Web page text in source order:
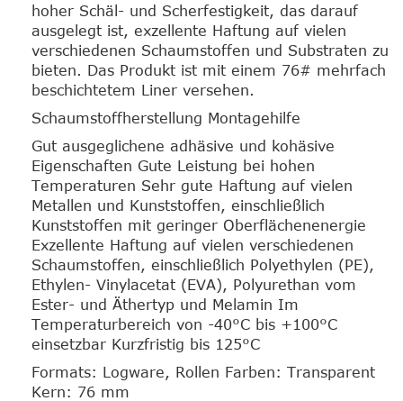
hoher Schäl- und Scherfestigkeit, das darauf
ausgelegt ist, exzellente Haftung auf vielen
verschiedenen Schaumstoffen und Substraten zu
bieten. Das Produkt ist mit einem 76# mehrfach
beschichtetem Liner versehen.
Schaumstoffherstellung Montagehilfe
Gut ausgeglichene adhäsive und kohäsive
Eigenschaften Gute Leistung bei hohen
Temperaturen Sehr gute Haftung auf vielen
Metallen und Kunststoffen, einschließlich
Kunststoffen mit geringer Oberflächenenergie
Exzellente Haftung auf vielen verschiedenen
Schaumstoffen, einschließlich Polyethylen (PE),
Ethylen- Vinylacetat (EVA), Polyurethan vom
Ester- und Äthertyp und Melamin Im
Temperaturbereich von -40°C bis +100°C
einsetzbar Kurzfristig bis 125°C
Formats: Logware, Rollen Farben: Transparent
Kern: 76 mm